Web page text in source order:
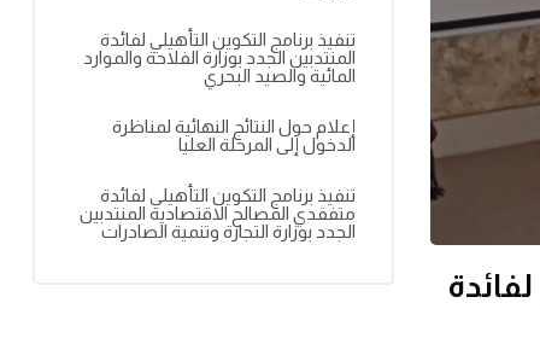
تنفيذ برنامج التكوين التأهيلي لفائدة
المنتدبين الجدد بوزارة الفلاحة والموارد
المائية والصيد البحري
إعلام حول النتائج النهائية لمناظرة
الدخول إلى المرحلة العليا
تنفيذ برنامج التكوين التأهيلي لفائدة
متفقدي المصالح الاقتصادية المنتدبين
الجدد بوزارة التجارة وتنمية الصادرات